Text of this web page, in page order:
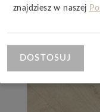
znajdziesz w naszej
DOSTOSUJ